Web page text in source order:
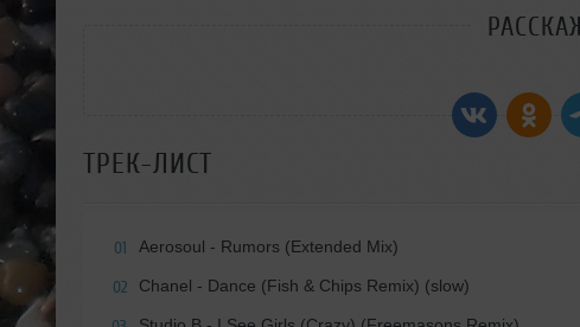
ТРЕК-ЛИСТ
01 Aerosoul - Rumors (Extended Mix)
02 Chanel - Dance (Fish & Chips Remix) (slow)